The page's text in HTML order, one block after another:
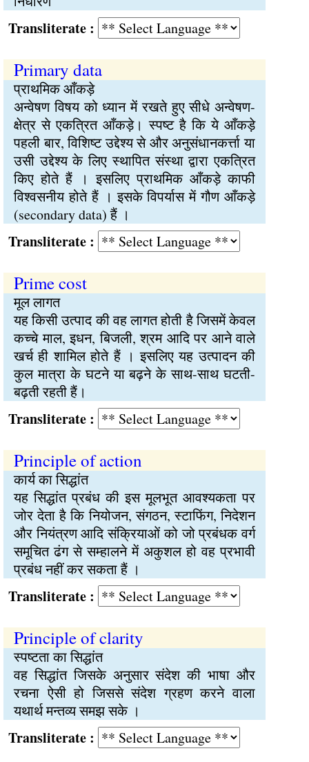
:
Primary data
प्राथमिक आँकड़े
अन्वेषण विषय को ध्यान में रखते हुए सीधे अन्वेषण-
क्षेत्र से एकत्रित आँकड़े। स्पष्ट है कि ये आँकड़े
पहली बार, विशिष्ट उद्देश्य से और अनुसंधानकर्त्ता या
उसी उद्देश्य के लिए स्थापित संस्था द्वारा एकत्रित
किए होते हैं । इसलिए प्राथमिक आँकड़े काफी
विश्वसनीय होते हैं । इसके विपर्यास में गौण आँकड़े
(secondary data) हैं ।
:
Prime cost
मूल लागत
यह किसी उत्पाद की वह लागत होती है जिसमें केवल
कच्चे माल, इधन, बिजली, श्रम आदि पर आने वाले
खर्च ही शामिल होते हैं । इसलिए यह उत्पादन की
कुल मात्रा के घटने या बढ़ने के साथ-साथ घटती-
बढ़ती रहती हैं।
:
Principle of action
कार्य का सिद्धांत
यह सिद्धांत प्रबंध की इस मूलभूत आवश्यकता पर
जोर देता है कि नियोजन, संगठन, स्टाफिंग, निदेशन
और नियंत्रण आदि संक्रियाओं को जो प्रबंधक वर्ग
समूचित ढंग से सम्हालने में अकुशल हो वह प्रभावी
प्रबंध नहीं कर सकता हैं ।
:
Principle of clarity
स्पष्टता का सिद्धांत
वह सिद्धांत जिसके अनुसार संदेश की भाषा और
रचना ऐसी हो जिससे संदेश ग्रहण करने वाला
यथार्थ मन्तव्य समझ सके ।
: